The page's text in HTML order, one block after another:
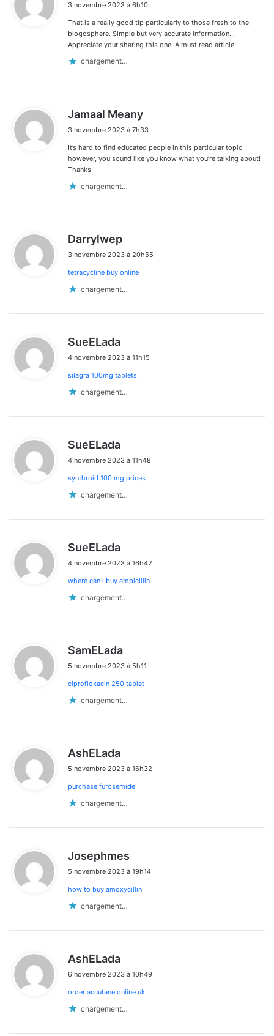
:
3 novembre 2023 à 6h10
That is a really good tip particularly to those fresh to the
blogosphere. Simple but very accurate information…
Appreciate your sharing this one. A must read article!
chargement…
Jamaal Meany
t
:
3 novembre 2023 à 7h33
It’s hard to find educated people in this particular topic,
however, you sound like you know what you’re talking about!
Thanks
chargement…
Darrylwep
t
3 novembre 2023 à 20h55
tetracycline buy online
chargement…
SueELada
t
4 novembre 2023 à 11h15
silagra 100mg tablets
chargement…
SueELada
t
4 novembre 2023 à 11h48
synthroid 100 mg prices
chargement…
SueELada
t
4 novembre 2023 à 16h42
where can i buy ampicillin
chargement…
SamELada
t
5 novembre 2023 à 5h11
ciprofloxacin 250 tablet
chargement…
AshELada
t
5 novembre 2023 à 16h32
purchase furosemide
chargement…
Josephmes
t
5 novembre 2023 à 19h14
how to buy amoxycillin
chargement…
AshELada
t
6 novembre 2023 à 10h49
order accutane online uk
chargement…